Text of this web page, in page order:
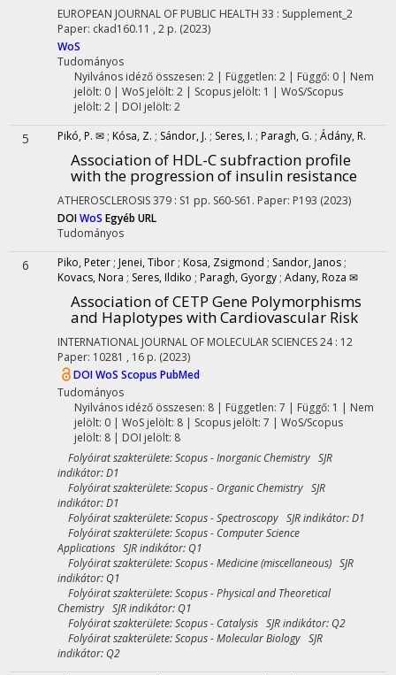
EUROPEAN JOURNAL OF PUBLIC HEALTH 33 : Supplement_2
Paper: ckad160.11 , 2 p. (2023)
WoS
Tudományos
Nyilvános idéző összesen: 2| Független: 2 | Függő: 0 | Nem
jelölt: 0 | WoS jelölt: 2 | Scopus jelölt: 1 | WoS/Scopus
jelölt: 2 | DOI jelölt: 2
5 Pikó, P. ✉ ; Kósa, Z. ; Sándor, J. ; Seres, I. ; Paragh, G. ; Ádány, R.
Association of HDL-C subfraction profile
with the progression of insulin resistance
ATHEROSCLEROSIS379 : S1 pp. S60-S61. Paper: P193 (2023)
DOIWoS Egyéb URL
Tudományos
6 Piko, Peter ; Jenei, Tibor ; Kosa, Zsigmond ; Sandor, Janos ;
Kovacs, Nora ; Seres, Ildiko ; Paragh, Gyorgy ; Adany, Roza ✉
Association of CETP Gene Polymorphisms
and Haplotypes with Cardiovascular Risk
INTERNATIONAL JOURNAL OF MOLECULAR SCIENCES24: 12
Paper: 10281 , 16 p. (2023)
DOIWoS Scopus PubMed
Tudományos
Nyilvános idéző összesen: 8| Független: 7 | Függő: 1 | Nem
jelölt: 0 | WoS jelölt: 8 | Scopus jelölt: 7 | WoS/Scopus
jelölt: 8 | DOI jelölt: 8
Folyóirat szakterülete: Scopus - Inorganic Chemistry SJR
indikátor: D1
Folyóirat szakterülete: Scopus - Organic Chemistry SJR
indikátor: D1
Folyóirat szakterülete: Scopus - Spectroscopy SJR indikátor: D1
Folyóirat szakterülete: Scopus - Computer Science
Applications SJR indikátor: Q1
Folyóirat szakterülete: Scopus - Medicine (miscellaneous) SJR
indikátor: Q1
Folyóirat szakterülete: Scopus - Physical and Theoretical
Chemistry SJR indikátor: Q1
Folyóirat szakterülete: Scopus - Catalysis SJR indikátor: Q2
Folyóirat szakterülete: Scopus - Molecular Biology SJR
indikátor: Q2